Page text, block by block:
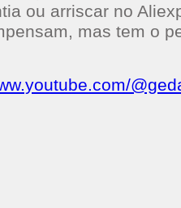
ou arriscar no
mas tem o